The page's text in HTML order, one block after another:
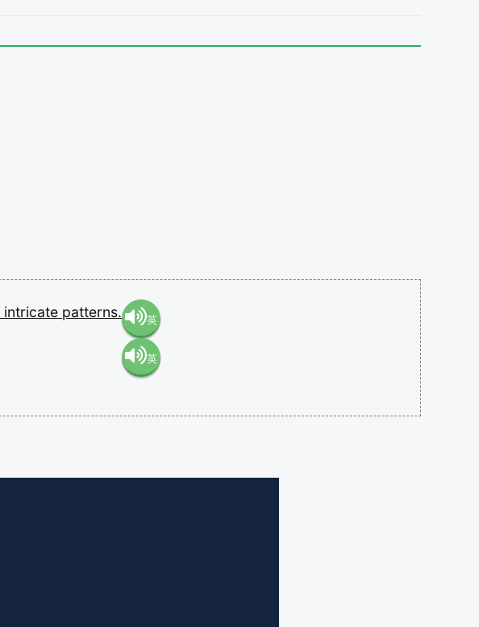
intricate patterns. 英
語（米
英